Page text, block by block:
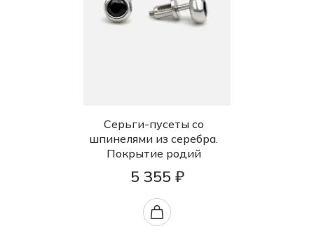
Серьги-пусеты со
шпинелями из серебра.
Покрытие родий
5 355 ₽